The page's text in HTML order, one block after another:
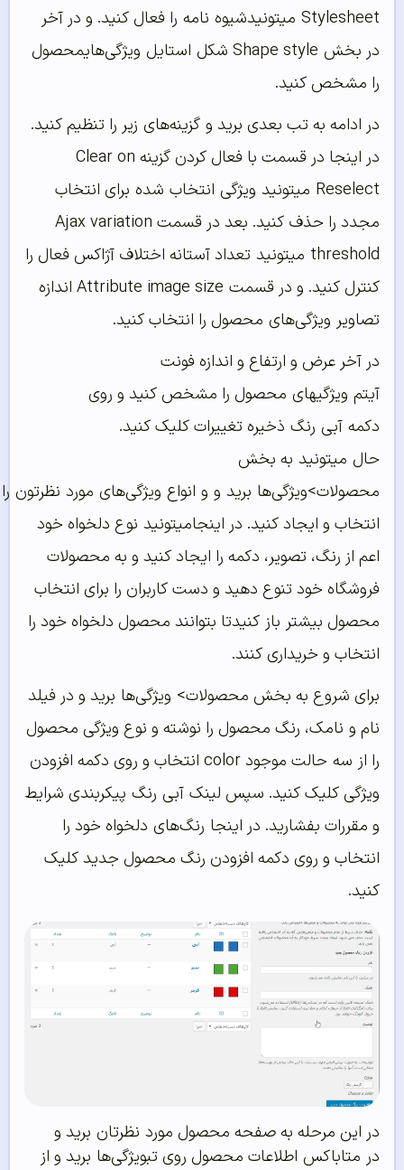
Stylesheet میتونیدشیوه نامه را فعال کنید. و در آخر
در بخش Shape style شکل
استایل ویژگی‌هایمحصول
را مشخص کنید.
در ادامه به تب بعدی برید و گزینه‌های زیر را تنظیم کنید.
در اینجا در قسمت با فعال کردن گزینه Clear on
Reselect میتونید ویژگی انتخاب شده برای انتخاب
مجدد را حذف کنید. بعد در قسمت Ajax variation
threshold میتونید تعداد آستانه اختلاف آژاکس فعال را
کنترل کنید. و در قسمت Attribute image size اندازه
تصاویر ویژگی‌های محصول را انتخاب کنید.
در آخر عرض و ارتفاع و اندازه فونت
آیتم ویژگیهای محصول را مشخص کنید و روی
دکمه آبی رنگ ذخیره تغییرات کلیک کنید.
حال میتونید به بخش
محصولات>ویژگی‌ها برید و و انواع ویژگی‌های مورد نظرتون را
انتخاب و ایجاد کنید. در اینجامیتونید نوع دلخواه خود
اعم از رنگ، تصویر، دکمه را ایجاد کنید و به محصولات
فروشگاه خود تنوع دهید و دست کاربران را برای انتخاب
محصول بیشتر باز کنیدتا بتوانند محصول دلخواه خود را
انتخاب و خریداری کنند.
برای شروع به بخش محصولات> ویژگی‌ها برید و در فیلد
نام و نامک، رنگ محصول را نوشته و نوع ویژگی محصول
را از سه
حالت موجود color انتخاب و روی دکمه افزودن
ویژگی کلیک کنید. سپس لینک آبی رنگ پیکربندی شرایط
و مقررات بفشارید. در اینجا رنگ‌های دلخواه خود را
انتخاب و روی دکمه افزودن رنگ محصول جدید کلیک
کنید.
در این مرحله به صفحه محصول مورد نظرتان برید و
در متاباکس اطلاعات محصول روی تبویژگی‌ها برید و از